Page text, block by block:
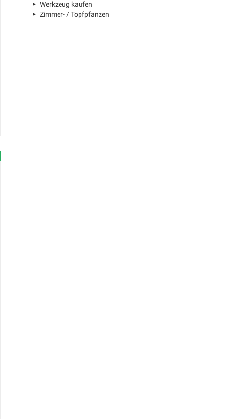
Werkzeug kaufen
Zimmer- / Topfpfanzen